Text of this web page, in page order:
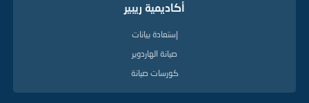
أكاديمية ريبير
إستعادة بيانات
صيانة الهاردوير
كورسات صيانة